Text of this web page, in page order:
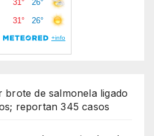
brote de salmonela ligado
reportan 345 casos